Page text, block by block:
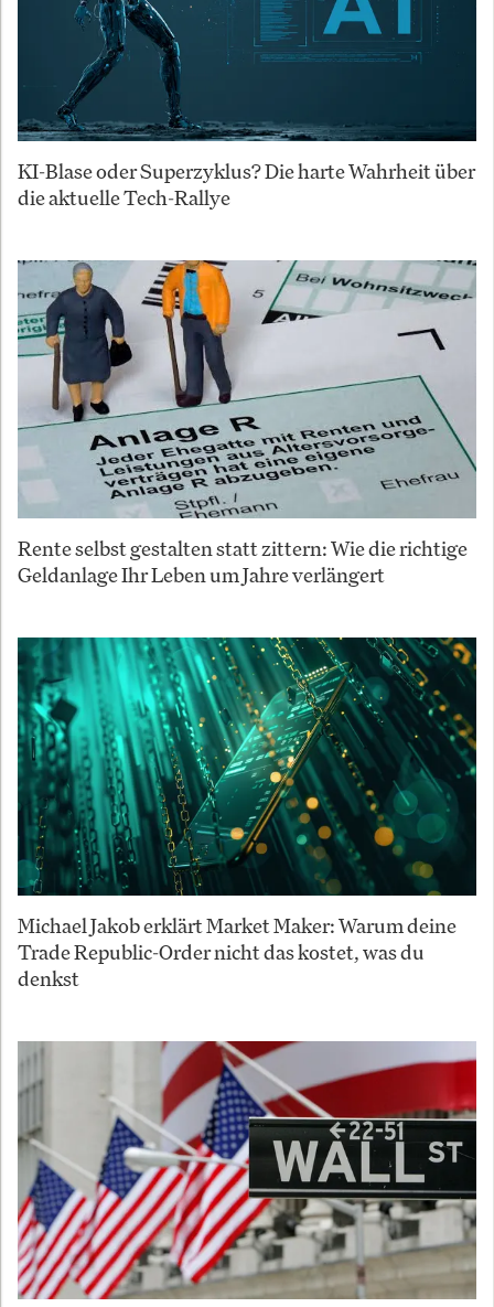
KI-Blase oder Superzyklus? Die harte Wahrheit über
die aktuelle Tech-Rallye
Rente selbst gestalten statt zittern: Wie die richtige
Geldanlage Ihr Leben um Jahre verlängert
Michael Jakob erklärt Market Maker: Warum deine
Trade Republic-Order nicht das kostet, was du
denkst